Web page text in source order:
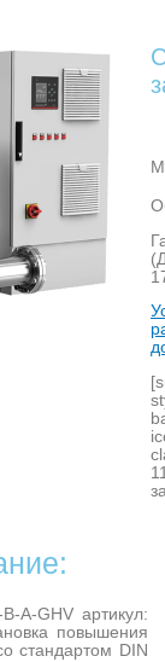
A-GHV артикул:
повышения
стандартом DIN